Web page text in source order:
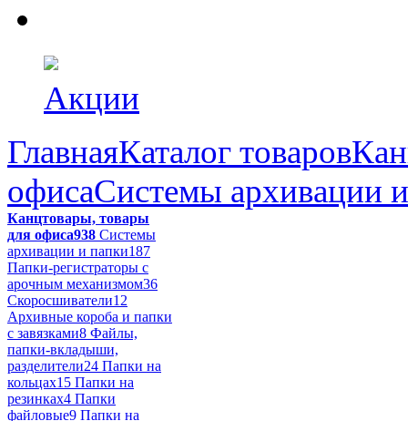
Акции
ГлавнаяКаталог товаров
офисаСистемы архивации
Канцтовары, товары
для офиса938 Системы
архивации и папки187
Папки-регистраторы с
арочным механизмом36
Скоросшиватели12
Архивные короба и папки
с завязками8 Файлы,
папки-вкладыши,
разделители24 Папки на
кольцах15 Папки на
резинках4 Папки
файловые9 Папки на